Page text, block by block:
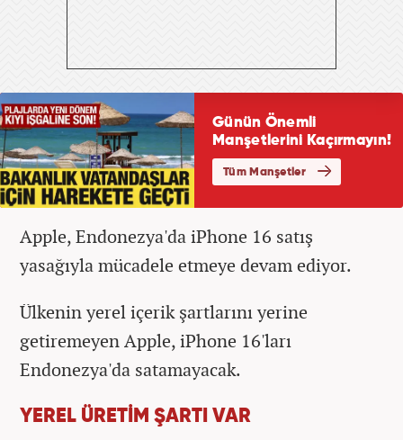
Apple, Endonezya'da iPhone 16 satış
yasağıyla mücadele etmeye devam ediyor.
Ülkenin yerel içerik şartlarını yerine
getiremeyen Apple, iPhone 16'ları
Endonezya'da satamayacak.
YEREL ÜRETİM ŞARTI VAR